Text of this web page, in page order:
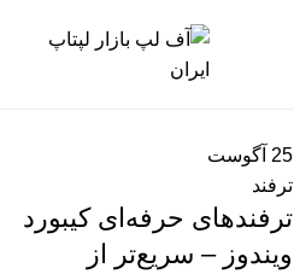
25 آگوست
ترفند
ترفندهای حرفه‌ای کیبورد
ویندوز – سریع‌تر از